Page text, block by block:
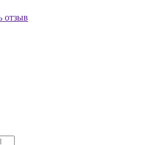
отзыв